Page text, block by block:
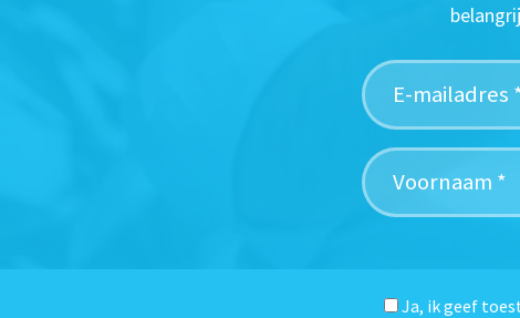
Ja, ik geef